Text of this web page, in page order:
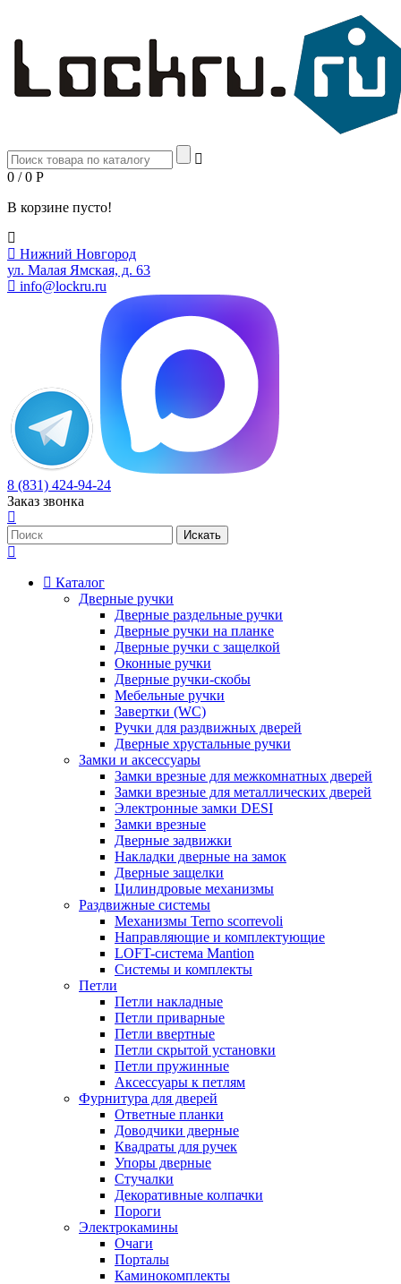
0 / 0 Р
В корзине пусто!
Нижний Новгород
ул. Малая Ямская, д. 63
info@lockru.ru
8 (831) 424-94-24
Заказ звонка
Каталог
Дверные ручки
Дверные раздельные ручки
Дверные ручки на планке
Дверные ручки с защелкой
Оконные ручки
Дверные ручки-скобы
Мебельные ручки
Завертки (WC)
Ручки для раздвижных дверей
Дверные хрустальные ручки
Замки и аксессуары
Замки врезные для межкомнатных дверей
Замки врезные для металлических дверей
Электронные замки DESI
Замки врезные
Дверные задвижки
Накладки дверные на замок
Дверные защелки
Цилиндровые механизмы
Раздвижные системы
Механизмы Terno scorrevoli
Направляющие и комплектующие
LOFT-cистема Mantion
Системы и комплекты
Петли
Петли накладные
Петли приварные
Петли ввертные
Петли скрытой установки
Петли пружинные
Аксессуары к петлям
Фурнитура для дверей
Ответные планки
Доводчики дверные
Квадраты для ручек
Упоры дверные
Стучалки
Декоративные колпачки
Пороги
Электрокамины
Очаги
Порталы
Каминокомплекты